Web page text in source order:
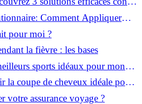
Comment Appliquer
Une Porte!
pour moi ?
la fièvre : les bases
sports idéaux pour mon
la coupe de cheveux idéale pour
votre assurance voyage ?